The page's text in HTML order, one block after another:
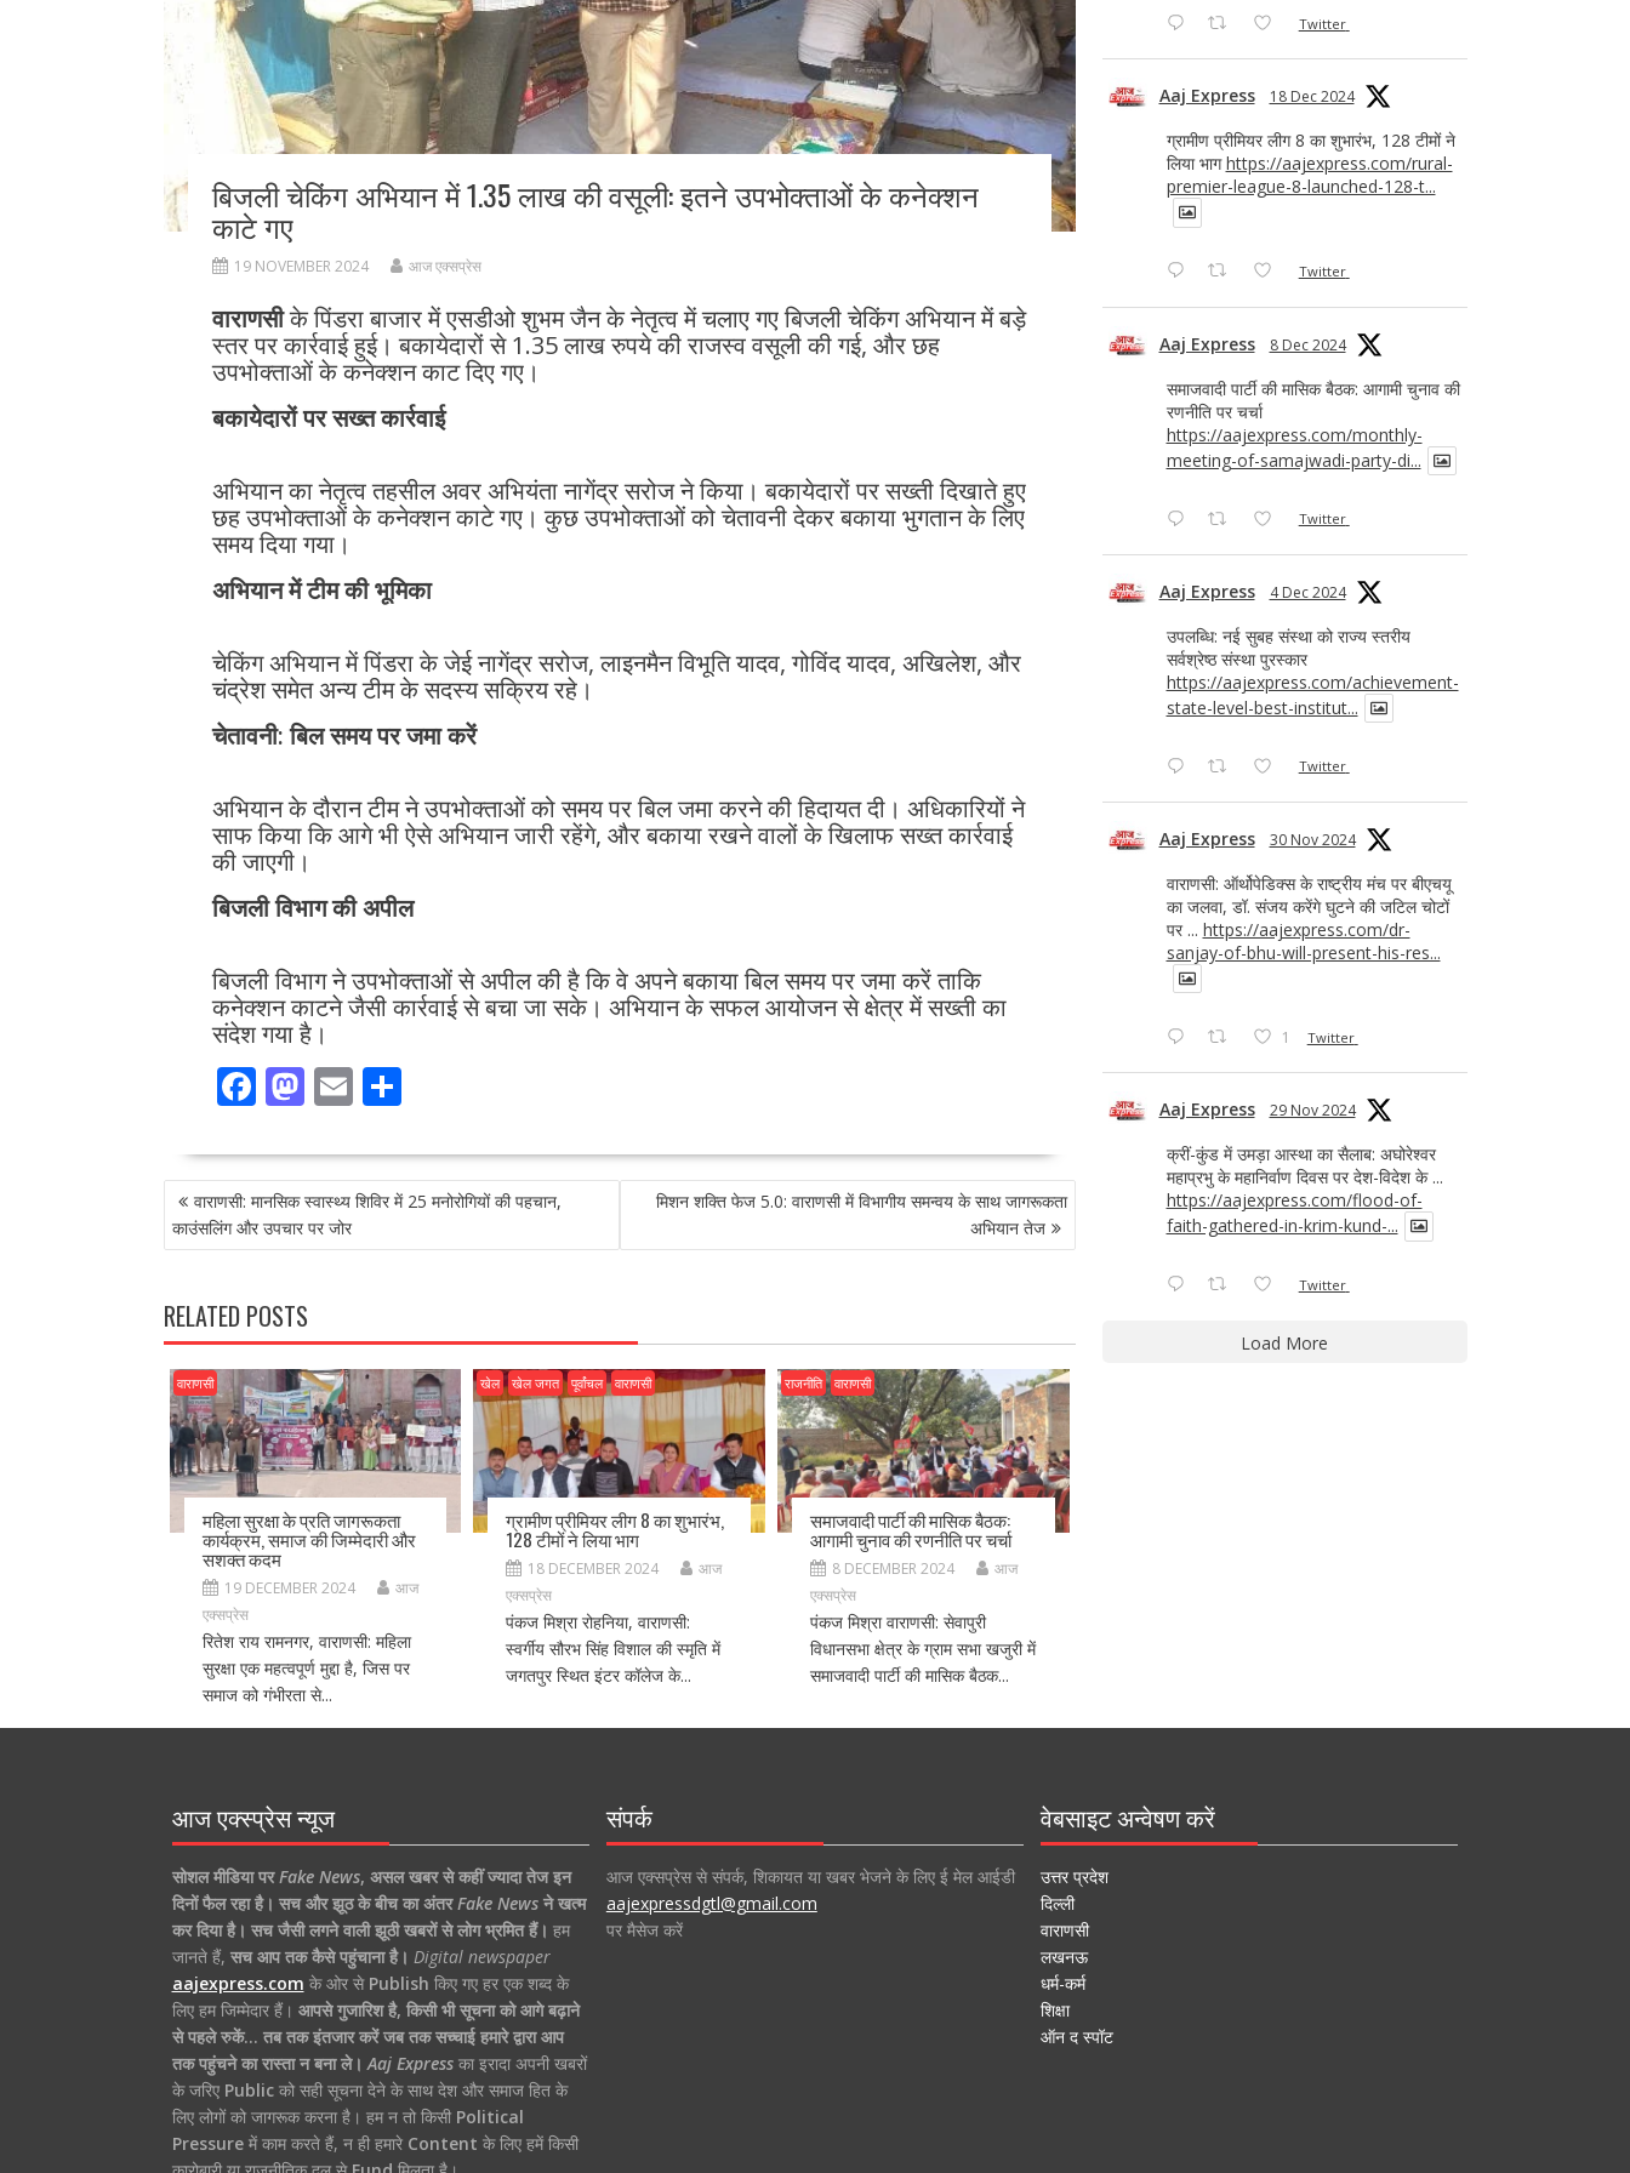
बिजली चेकिंग अभियान में 1.35 लाख की वसूली: इतने उपभोक्ताओं के कनेक्शन
काटे गए
19 NOVEMBER 2024 आज एक्सप्रेस
वाराणसीके पिंडरा बाजार में एसडीओ शुभम जैन के नेतृत्व में चलाए गए बिजली चेकिंग अभियान में बड़े
स्तर पर कार्रवाई हुई। बकायेदारों से 1.35 लाख रुपये की राजस्व वसूली की गई, और छह
उपभोक्ताओं के कनेक्शन काट दिए गए।
बकायेदारों पर सख्त कार्रवाई
अभियान का नेतृत्व तहसील अवर अभियंता नागेंद्र सरोज ने किया। बकायेदारों पर सख्ती दिखाते हुए
छह उपभोक्ताओं के कनेक्शन काटे गए। कुछ उपभोक्ताओं को चेतावनी देकर बकाया भुगतान के लिए
समय दिया गया।
अभियान में टीम की भूमिका
चेकिंग अभियान में पिंडरा के जेई नागेंद्र सरोज, लाइनमैन विभूति यादव, गोविंद यादव, अखिलेश, और
चंद्रेश समेत अन्य टीम के सदस्य सक्रिय रहे।
चेतावनी: बिल समय पर जमा करें
अभियान के दौरान टीम ने उपभोक्ताओं को समय पर बिल जमा करने की हिदायत दी। अधिकारियों ने
साफ किया कि आगे भी ऐसे अभियान जारी रहेंगे, और बकाया रखने वालों के खिलाफ सख्त कार्रवाई
की जाएगी।
बिजली विभाग की अपील
बिजली विभाग ने उपभोक्ताओं से अपील की है कि वे अपने बकाया बिल समय पर जमा करें ताकि
कनेक्शन काटने जैसी कार्रवाई से बचा जा सके। अभियान के सफल आयोजन से क्षेत्र में सख्ती का
संदेश गया है।
F
e
b
o
k
M
to
d
o
E
ai
l
S
ar
e
POST
NAVIGATION
वाराणसी: मानसिक स्वास्थ्य शिविर में 25 मनोरोगियों की पहचान,
काउंसलिंग और उपचार पर जोर
मिशन शक्ति फेज 5.0: वाराणसी में विभागीय समन्वय के साथ जागरूकता
अभियान तेज
RELATED POSTS
वाराणसी
महिला सुरक्षा के प्रति जागरूकता
कार्यक्रम, समाज की जिम्मेदारी और
सशक्त कदम
19 DECEMBER 2024
आज
एक्सप्रेस
रितेश राय रामनगर, वाराणसी: महिला
सुरक्षा एक महत्वपूर्ण मुद्दा है, जिस पर
समाज को गंभीरता से...
खेल खेल जगत पूर्वांचल वाराणसी
ग्रामीण प्रीमियर लीग 8 का शुभारंभ,
128 टीमों ने लिया भाग
18 DECEMBER 2024
आज
एक्सप्रेस
पंकज मिश्रा रोहनिया, वाराणसी:
स्वर्गीय सौरभ सिंह विशाल की स्मृति में
जगतपुर स्थित इंटर कॉलेज के...
राजनीति वाराणसी
समाजवादी पार्टी की मासिक बैठक:
आगामी चुनाव की रणनीति पर चर्चा
8 DECEMBER 2024
आज
एक्सप्रेस
पंकज मिश्रा वाराणसी: सेवापुरी
विधानसभा क्षेत्र के ग्राम सभा खजुरी में
समाजवादी पार्टी की मासिक बैठक...
Twitter
Aaj Express 18 Dec 2024
ग्रामीण प्रीमियर लीग 8 का शुभारंभ, 128 टीमों ने
लिया भागhttps://aajexpress.com/rural-
premier-league-8-launched-128-t...
Twitter
Aaj Express 8 Dec 2024
समाजवादी पार्टी की मासिक बैठक: आगामी चुनाव की
रणनीति पर चर्चा
https://aajexpress.com/monthly-
meeting-of-samajwadi-party-di...
Twitter
Aaj Express 4 Dec 2024
उपलब्धि: नई सुबह संस्था को राज्य स्तरीय
सर्वश्रेष्ठ संस्था पुरस्कार
https://aajexpress.com/achievement-
state-level-best-institut...
Twitter
Aaj Express 30 Nov 2024
वाराणसी: ऑर्थोपेडिक्स के राष्ट्रीय मंच पर बीएचयू
का जलवा, डॉ. संजय करेंगे घुटने की जटिल चोटों
पर ... https://aajexpress.com/dr-
sanjay-of-bhu-will-present-his-res...
1 Twitter
Aaj Express 29 Nov 2024
क्रीं-कुंड में उमड़ा आस्था का सैलाब: अघोरेश्वर
महाप्रभु के महानिर्वाण दिवस पर देश-विदेश के ...
https://aajexpress.com/flood-of-
faith-gathered-in-krim-kund-...
Twitter
Load More
आज एक्स्प्रेस न्यूज
सोशल मीडिया पर Fake News, असल खबर से कहीं ज्यादा तेज इन
दिनों फैल रहा है। सच और झूठ के बीच का अंतर Fake Newsने खत्म
कर दिया है। सच जैसी लगने वाली झूठी खबरों से लोग भ्रमित हैं। हम
जानते हैं, सच आप तक कैसे पहुंचाना है। Digital newspaper
aajexpress.com के ओर से Publish किए गए हर एक शब्द के
लिए हम जिम्मेदार हैं। आपसे गुजारिश है, किसी भी सूचना को आगे बढ़ाने
से पहले रुकें… तब तक इंतजार करें जब तक सच्चाई हमारे द्वारा आप
तक पहुंचने का रास्ता न बना ले। Aaj Expressका इरादा अपनी खबरों
के जरिए Publicको सही सूचना देने के साथ देश और समाज हित के
लिए लोगों को जागरूक करना है। हम न तो किसी Political
Pressureमें काम करते हैं, न ही हमारे Content के लिए हमें किसी
संपर्क
आज एक्सप्रेस से संपर्क, शिकायत या खबर भेजने के लिए ई मेल आईडी
aajexpressdgtl@gmail.com
पर मैसेज करें
वेबसाइट अन्वेषण करें
उत्तर प्रदेश
दिल्ली
वाराणसी
लखनऊ
धर्म-कर्म
शिक्षा
ऑन द स्पॉट